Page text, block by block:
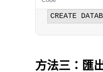
方法三：匯